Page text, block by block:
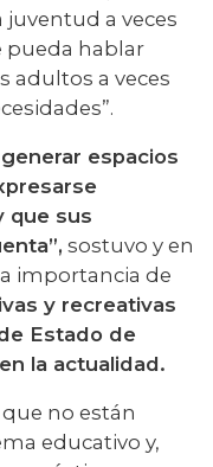
a veces
pueda hablar
adultos a veces
espacios
que sus
sostuvo y en
importancia de
y recreativas
Estado de
la actualidad.
no están
educativo y,